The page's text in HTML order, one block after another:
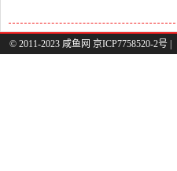
© 2011-2023 咸鱼网 京ICP7758520-2号 |